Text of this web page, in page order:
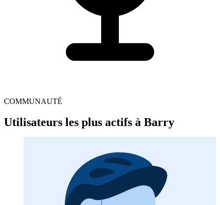
COMMUNAUTÉ
Utilisateurs les plus actifs à Barry